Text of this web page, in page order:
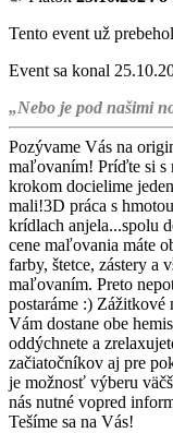
Tento event už prebehol
Event sa konal
„Nebo je pod našimi
Pozývame Vás na
maľovaním! Príďte si s
krokom docielime
mali!3D práca s
krídlach anjela...spolu
cene maľovania máte
farby, štetce, zástery a
maľovaním. Preto
postaráme :) Zážitkové
Vám dostane obe
oddýchnete a
začiatočníkov aj pre
je možnosť výberu
nás nutné vopred
Tešíme sa na Vás!